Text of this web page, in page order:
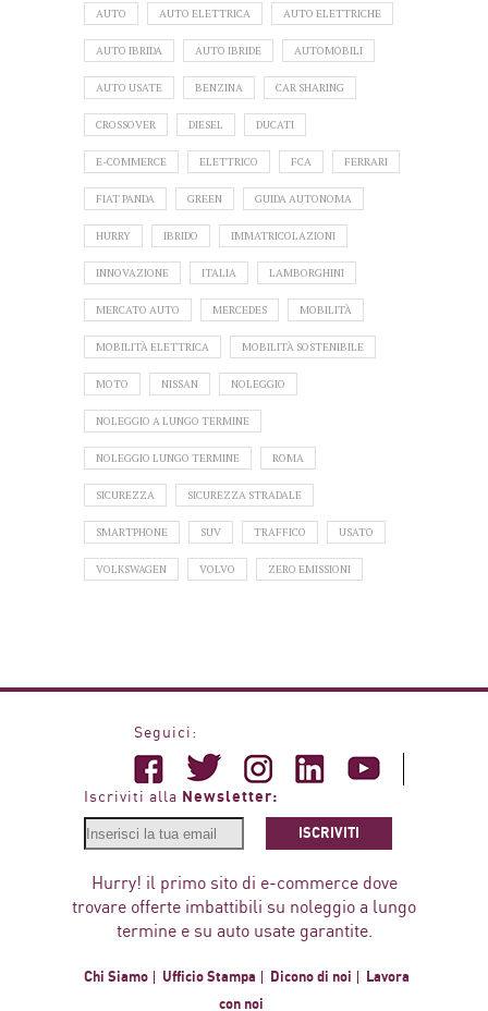
AUTO AUTO ELETTRICA AUTO ELETTRICHE
AUTO IBRIDA AUTO IBRIDE AUTOMOBILI
AUTO USATE BENZINA CAR SHARING
CROSSOVER DIESEL DUCATI
E-COMMERCE ELETTRICO FCA FERRARI
FIAT PANDA GREEN GUIDA AUTONOMA
HURRY IBRIDO IMMATRICOLAZIONI
INNOVAZIONE ITALIA LAMBORGHINI
MERCATO AUTO MERCEDES MOBILITÀ
MOBILITÀ ELETTRICA MOBILITÀ SOSTENIBILE
MOTO NISSAN NOLEGGIO
NOLEGGIO A LUNGO TERMINE
NOLEGGIO LUNGO TERMINE ROMA
SICUREZZA SICUREZZA STRADALE
SMARTPHONE SUV TRAFFICO USATO
VOLKSWAGEN VOLVO ZERO EMISSIONI
Seguici:
Iscriviti alla Newsletter:
ISCRIVITI
Hurry! il primo sito di e-commerce dove
trovare offerte imbattibili su noleggio a lungo
termine e su auto usate garantite.
Chi Siamo Ufficio Stampa Dicono di noi
Lavora
con noi